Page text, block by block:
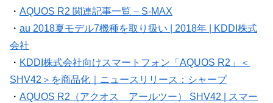
・ AQUOS R2 関連記事一覧 – S-MAX
・ au 2018夏モデル7機種を取り扱い | 2018年 | KDDI株式
会社
・ KDDI株式会社向けスマートフォン「AQUOS R2」＜
SHV42＞を商品化｜ニュースリリース：シャープ
・ AQUOS R2（アクオス アールツー） SHV42 | スマー